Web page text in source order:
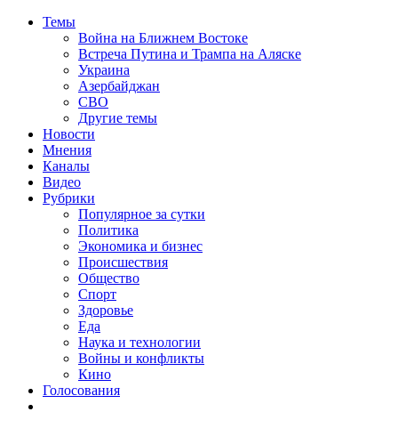
Темы
Война на Ближнем Востоке
Встреча Путина и Трампа на Аляске
Украина
Азербайджан
СВО
Другие темы
Новости
Мнения
Каналы
Видео
Рубрики
Популярное за сутки
Политика
Экономика и бизнес
Происшествия
Общество
Спорт
Здоровье
Еда
Наука и технологии
Войны и конфликты
Кино
Голосования